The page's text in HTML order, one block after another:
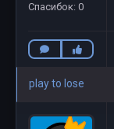
Спасибок: 0
play to lose